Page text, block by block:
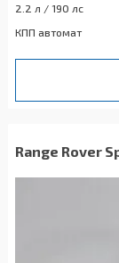
2.2 л / 190 лс
КПП автомат
Range Rover